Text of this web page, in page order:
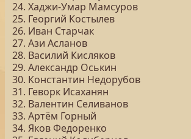
24. Хаджи-Умар Мамсуров
25. Георгий Костылев
26. Иван Старчак
27. Ази Асланов
28. Василий Кисляков
29. Александр Оськин
30. Константин Недорубов
31. Геворк Исаханян
32. Валентин Селиванов
33. Артём Горный
34. Яков Федоренко